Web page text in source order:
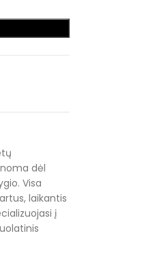
dėl
Visa
laikantis
į